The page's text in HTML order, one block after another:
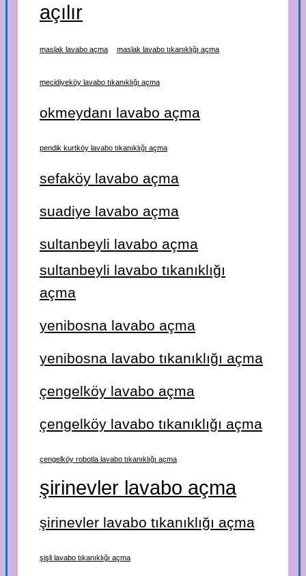
açılır
maslak lavabo açma maslak lavabo tıkanıklığı açma
mecidiyeköy lavabo tıkanıklığı açma
okmeydanı lavabo açma
pendik kurtköy lavabo tıkanıklığı açma
sefaköy lavabo açma
suadiye lavabo açma
sultanbeyli lavabo açma
sultanbeyli lavabo tıkanıklığı
açma
yenibosna lavabo açma
yenibosna lavabo tıkanıklığı açma
çengelköy lavabo açma
çengelköy lavabo tıkanıklığı açma
çengelköy robotla lavabo tıkanıklığı açma
şirinevler lavabo açma
şirinevler lavabo tıkanıklığı açma
şişli lavabo tıkanıklığı açma